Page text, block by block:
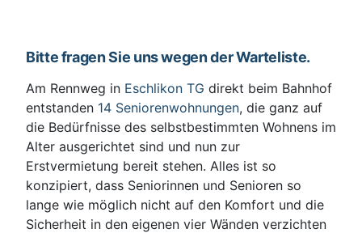
Bitte fragen Sie uns wegen der Warteliste.
Am Rennweg in Eschlikon TG direkt beim Bahnhof
entstanden 14 Seniorenwohnungen, die ganz auf
die Bedürfnisse des selbstbestimmten Wohnens im
Alter ausgerichtet sind und nun zur
Erstvermietung bereit stehen. Alles ist so
konzipiert, dass Seniorinnen und Senioren so
lange wie möglich nicht auf den Komfort und die
Sicherheit in den eigenen vier Wänden verzichten